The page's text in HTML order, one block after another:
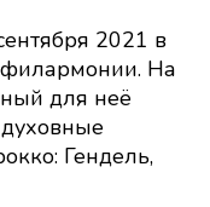
2021 в
На
для неё
Гендель,